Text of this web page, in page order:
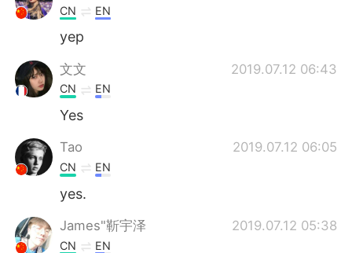
CN EN
yep
文文 2019.07.12 06:43
CN EN
Yes
Tao 2019.07.12 06:05
CN EN
yes.
James"靳宇泽 2019.07.12 05:38
CN EN